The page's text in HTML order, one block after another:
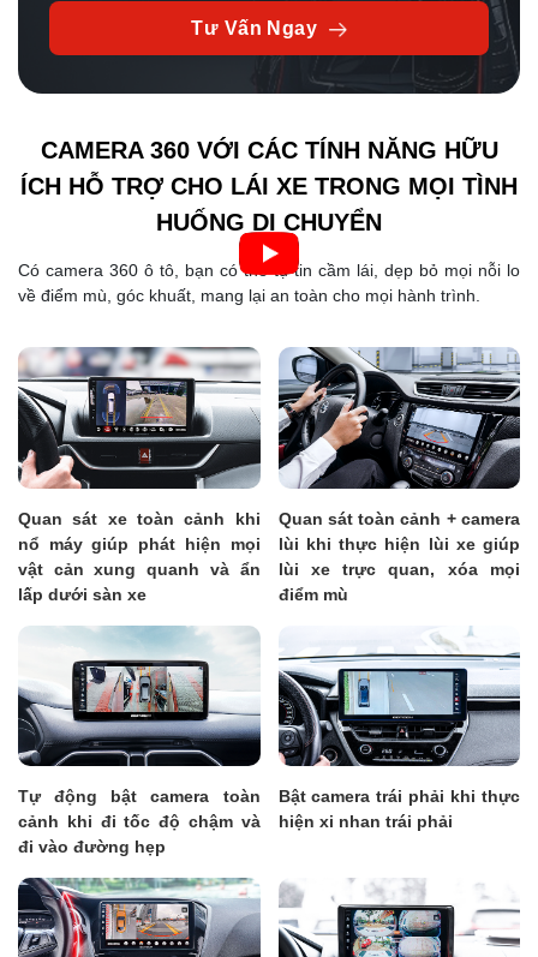
Tư Vấn Ngay
CAMERA 360 VỚI CÁC TÍNH NĂNG HỮU
ÍCH HỖ TRỢ CHO LÁI XE TRONG MỌI TÌNH
HUỐNG DI CHUYỂN
Có camera 360 ô tô, bạn có thể tự tin cầm lái, dẹp bỏ mọi nỗi lo
về điểm mù, góc khuất, mang lại an toàn cho mọi hành trình.
Quan sát xe toàn cảnh khi
nổ máy giúp phát hiện mọi
vật cản xung quanh và ẩn
lấp dưới sàn xe
Quan sát toàn cảnh + camera
lùi khi thực hiện lùi xe giúp
lùi xe trực quan, xóa mọi
điểm mù
Tự động bật camera toàn
cảnh khi đi tốc độ chậm và
đi vào đường hẹp
Bật camera trái phải khi thực
hiện xi nhan trái phải